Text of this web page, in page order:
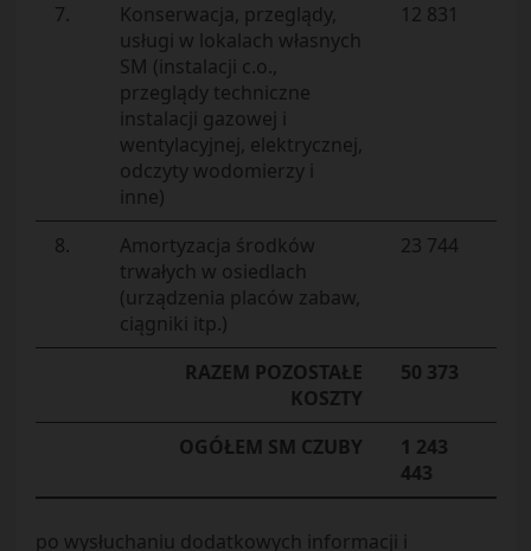
7.
Konserwacja, przeglądy,
usługi w lokalach własnych
SM (instalacji c.o.,
przeglądy techniczne
instalacji gazowej i
wentylacyjnej, elektrycznej,
odczyty wodomierzy i
inne)
12 831
8.
Amortyzacja środków
trwałych w osiedlach
(urządzenia placów zabaw,
ciągniki itp.)
23 744
RAZEM POZOSTAŁE
KOSZTY
50 373
OGÓŁEM SM CZUBY
1 243
443
po wysłuchaniu dodatkowych informacji i